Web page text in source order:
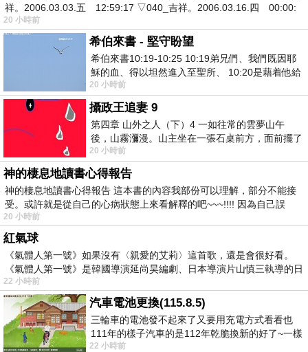
祥。2006.03.03.五 12:59:17 ▽040_吉祥。2006.03.16.四 00:00:
20 小時前
希伯來書 - 堅守盼望
希伯來書10:19-10:25 10:19弟兄們、我們既因耶
穌的血、得以坦然進入至聖所、 10:20是藉着他給
我們開了一條又新又活的路從幔子經過
20 小時前
攝政王追妻 9
第四章 山外之人（下）4 一如往常的雲夢山午
後，山霧瀰漫。山主坐在一張石桌前方，面前擺了
一盤未下完的棋盤，還有一壺茶與兩只冒
20 小時前
神的棲息地讀書心得報告
神的棲息地讀書心得報告 這本書的內容我部份可以理解，部分不能接
受。或許就是從自己的心病狀態上來看解釋的吧~~~!!!! 因為自己誤
20 小時前
紅氣球
《氣體人第一號》如果沒有〈親愛的艾莉〉這首歌，還是會很好看。
《氣體人第一號》是韓國導演延尚昊編劇、日本導演片山慎三執導的日
22 小時前
汽車電池更換(115.8.5)
三輪車的電池發不起來了又要用充電方式看看也
111年的樣子汽車的是112年乾脆換新的好了~一樣
在阿炮電池買的漲了一百多塊吧
22 小時前